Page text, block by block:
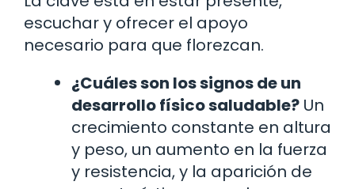
escuchar y ofrecer el apoyo
necesario para que florezcan.
¿Cuáles son los signos de un
desarrollo físico saludable? Un
crecimiento constante en altura
y peso, un aumento en la fuerza
y resistencia, y la aparición de